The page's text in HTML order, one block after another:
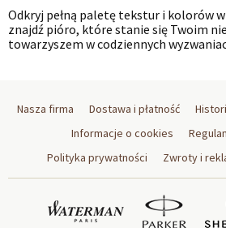
Odkryj pełną paletę tekstur i kolorów
znajdź pióro, które stanie się Twoim
towarzyszem w codziennych
Nasza firma Dostawa i płatność
Informacje o cookies
Polityka prywatności
Zwroty i